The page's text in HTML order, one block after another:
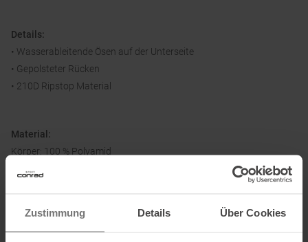
Zustimmung Details Über Cookies
Details:
• Wasserableitende Ösen auf der Unterseite
• Gepolsteter Rücken
• 210D Ripstop Material
Material:
Körper: 100 % Polyamid
Rückteil: 100 % Polyester